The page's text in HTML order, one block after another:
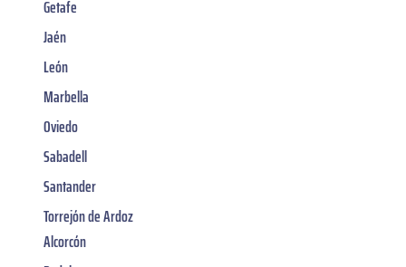
Getafe
Jaén
León
Marbella
Oviedo
Sabadell
Santander
Torrejón de Ardoz
Alcorcón